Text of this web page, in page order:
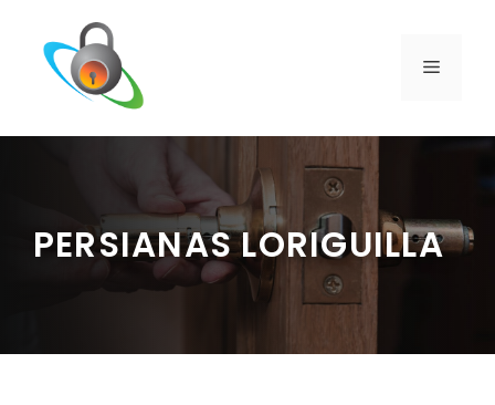
contenido
MENÚ
PERSIANAS LORIGUILLA